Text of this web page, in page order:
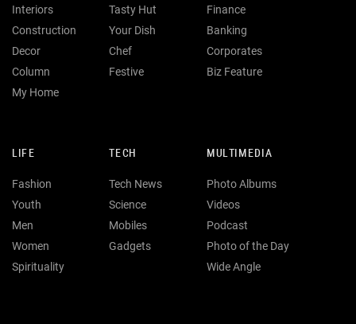
Interiors
Construction
Decor
Column
My Home
Tasty Hut
Your Dish
Chef
Festive
Finance
Banking
Corporates
Biz Feature
LIFE
Fashion
Youth
Men
Women
Spirituality
TECH
Tech News
Science
Mobiles
Gadgets
MULTIMEDIA
Photo Albums
Videos
Podcast
Photo of the Day
Wide Angle